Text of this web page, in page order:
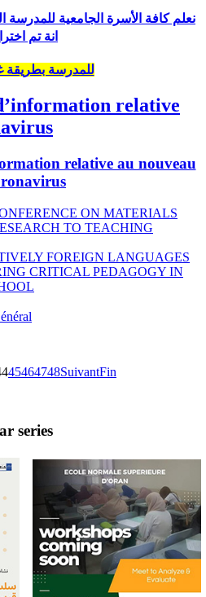
نعلم كافة الأسرة الجامعية للمدرسة
انة تم
للمدرسة بطريقة
relative
relative au nouveau
ON MATERIALS
TO TEACHING
FOREIGN LANGUAGES
CRITICAL PEDAGOGY IN
45464748SuivantFin
series